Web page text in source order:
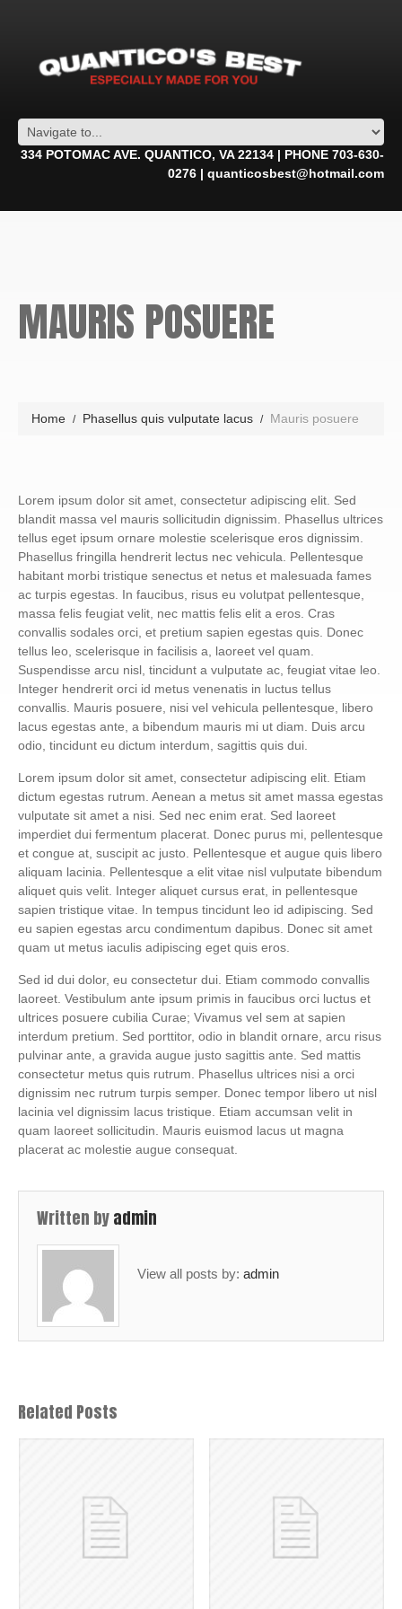
334 POTOMAC AVE. QUANTICO, VA 22134 | PHONE 703-630-
0276 | quanticosbest@hotmail.com
MAURIS POSUERE
Home Phasellus quis vulputate lacus Mauris posuere
Lorem ipsum dolor sit amet, consectetur adipiscing elit. Sed
blandit massa vel mauris sollicitudin dignissim. Phasellus ultrices
tellus eget ipsum ornare molestie scelerisque eros dignissim.
Phasellus fringilla hendrerit lectus nec vehicula. Pellentesque
habitant morbi tristique senectus et netus et malesuada fames
ac turpis egestas. In faucibus, risus eu volutpat pellentesque,
massa felis feugiat velit, nec mattis felis elit a eros. Cras
convallis sodales orci, et pretium sapien egestas quis. Donec
tellus leo, scelerisque in facilisis a, laoreet vel quam.
Suspendisse arcu nisl, tincidunt a vulputate ac, feugiat vitae leo.
Integer hendrerit orci id metus venenatis in luctus tellus
convallis. Mauris posuere, nisi vel vehicula pellentesque, libero
lacus egestas ante, a bibendum mauris mi ut diam. Duis arcu
odio, tincidunt eu dictum interdum, sagittis quis dui.
Lorem ipsum dolor sit amet, consectetur adipiscing elit. Etiam
dictum egestas rutrum. Aenean a metus sit amet massa egestas
vulputate sit amet a nisi. Sed nec enim erat. Sed laoreet
imperdiet dui fermentum placerat. Donec purus mi, pellentesque
et congue at, suscipit ac justo. Pellentesque et augue quis libero
aliquam lacinia. Pellentesque a elit vitae nisl vulputate bibendum
aliquet quis velit. Integer aliquet cursus erat, in pellentesque
sapien tristique vitae. In tempus tincidunt leo id adipiscing. Sed
eu sapien egestas arcu condimentum dapibus. Donec sit amet
quam ut metus iaculis adipiscing eget quis eros.
Sed id dui dolor, eu consectetur dui. Etiam commodo convallis
laoreet. Vestibulum ante ipsum primis in faucibus orci luctus et
ultrices posuere cubilia Curae; Vivamus vel sem at sapien
interdum pretium. Sed porttitor, odio in blandit ornare, arcu risus
pulvinar ante, a gravida augue justo sagittis ante. Sed mattis
consectetur metus quis rutrum. Phasellus ultrices nisi a orci
dignissim nec rutrum turpis semper. Donec tempor libero ut nisl
lacinia vel dignissim lacus tristique. Etiam accumsan velit in
quam laoreet sollicitudin. Mauris euismod lacus ut magna
placerat ac molestie augue consequat.
Written byadmin
View all posts by: admin
Related Posts